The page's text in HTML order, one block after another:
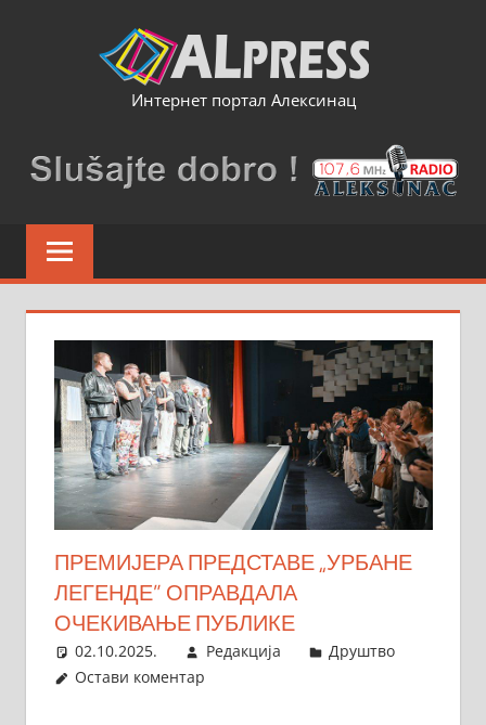
Интернет портал Алексинац
ПРЕМИЈЕРА ПРЕДСТАВЕ „УРБАНЕ
ЛЕГЕНДЕ” ОПРАВДАЛА
ОЧЕКИВАЊЕ ПУБЛИКЕ
02.10.2025. Редакција
Друштво
Остави коментар